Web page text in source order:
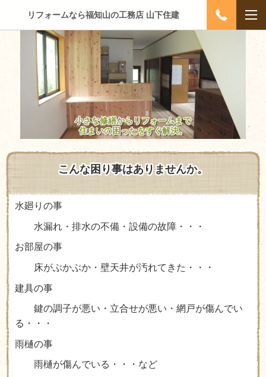
リフォームなら福知山の工務店 山下住建
小さな修繕からリフォームまで
住まいの困ったをすぐ解決。
こんな困り事はありませんか。
水廻りの事
水漏れ・排水の不備・設備の故障・・・
お部屋の事
床がぶかぶか・壁天井が汚れてきた・・・
建具の事
鍵の調子が悪い・立合せが悪い・網戸が傷んでい
る・・・
雨樋の事
雨樋が傷んでいる・・・など